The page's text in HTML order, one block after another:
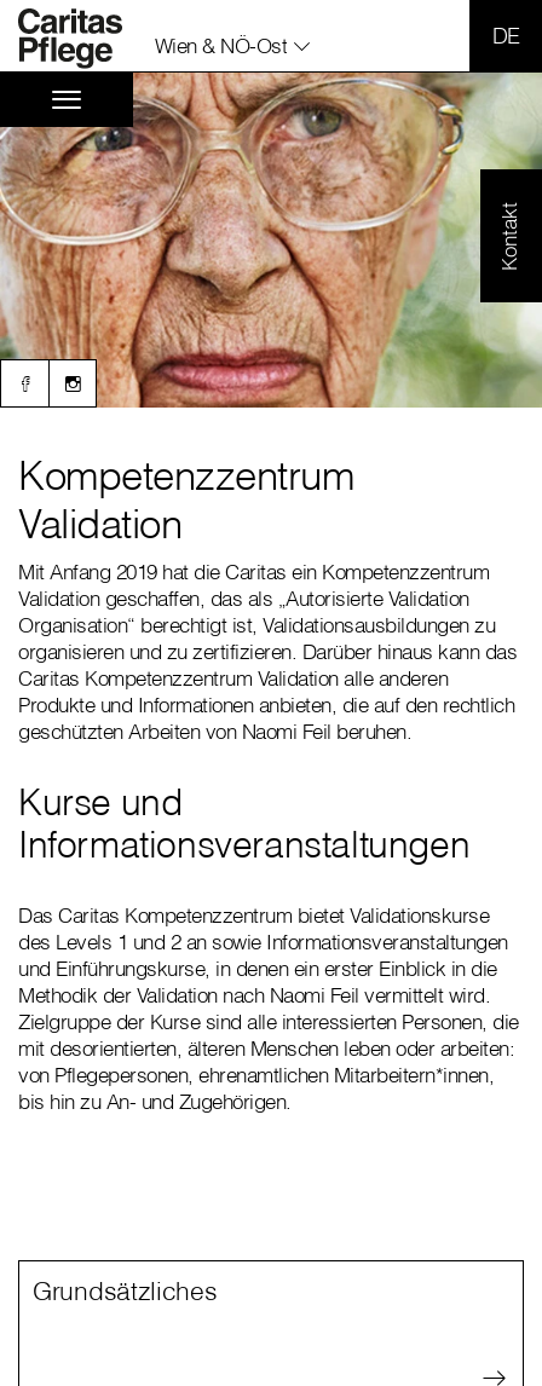
Wien & NÖ-Ost
Kontakt
Kompetenzzentrum
Validation
Mit Anfang 2019 hat die Caritas ein Kompetenzzentrum
Validation geschaffen, das als „Autorisierte Validation
Organisation“ berechtigt ist, Validationsausbildungen zu
organisieren und zu zertifizieren. Darüber hinaus kann das
Caritas Kompetenzzentrum Validation alle anderen
Produkte und Informationen anbieten, die auf den rechtlich
geschützten Arbeiten von Naomi Feil beruhen.
Kurse und
Informationsveranstaltungen
Das Caritas Kompetenzzentrum bietet Validationskurse
des Levels 1 und 2 an sowie Informationsveranstaltungen
und Einführungskurse, in denen ein erster Einblick in die
Methodik der Validation nach Naomi Feil vermittelt wird.
Zielgruppe der Kurse sind alle interessierten Personen, die
mit desorientierten, älteren Menschen leben oder arbeiten:
von Pflegepersonen, ehrenamtlichen Mitarbeitern*innen,
bis hin zu An- und Zugehörigen.
Grundsätzliches